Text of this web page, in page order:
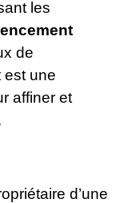
les
de
est une
affiner et
d’une